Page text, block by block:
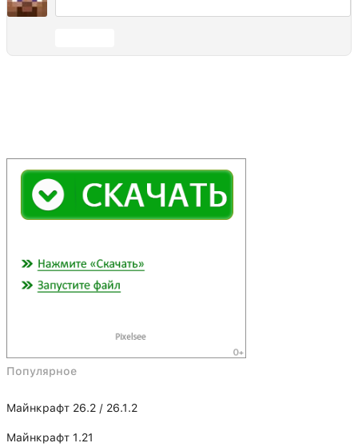
Популярное
Майнкрафт 26.2 / 26.1.2
Майнкрафт 1.21